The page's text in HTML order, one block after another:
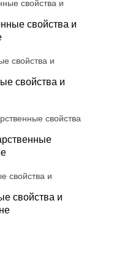
свойства и
свойства и
свойства и